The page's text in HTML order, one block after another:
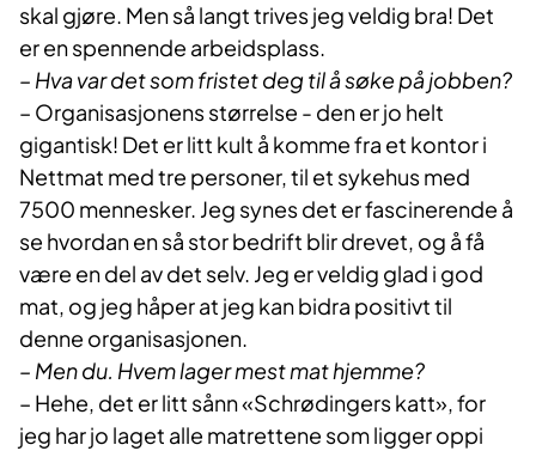
skal gjøre. Men så langt trives jeg veldig bra! Det
er en spennende arbeidsplass.
– Hva var det som fristet deg til å søke på jobben?
– Organisasjonens størrelse - den er jo helt
gigantisk! Det er litt kult å komme fra et kontor i
Nettmat med tre personer, til et sykehus med
7500 mennesker. Jeg synes det er fascinerende å
se hvordan en så stor bedrift blir drevet, og å få
være en del av det selv. Jeg er veldig glad i god
mat, og jeg håper at jeg kan bidra positivt til
denne organisasjonen.
– Men du. Hvem lager mest mat hjemme?
– Hehe, det er litt sånn «Schrødingers katt», for
jeg har jo laget alle matrettene som ligger oppi